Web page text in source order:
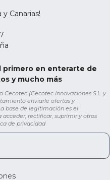
y Canarias!
en enterarte de
y mucho más
(Cecotec Innovaciones S.L. y
enviarle ofertas y
base de legitimación es el
rectificar, suprimir y otros
de privacidad